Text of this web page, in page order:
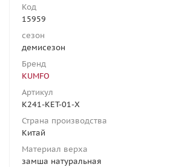
Код
15959
сезон
демисезон
Бренд
KUMFO
Артикул
K241-KET-01-X
Страна производства
Китай
Материал верха
замша натуральная